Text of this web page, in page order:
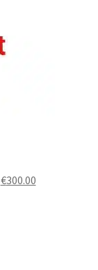
€300.00Aktueller